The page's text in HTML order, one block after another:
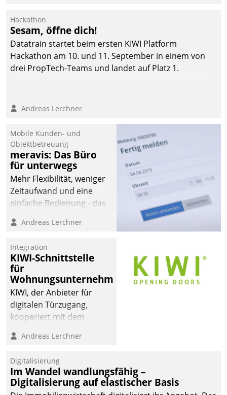
integrieren.
Hackathon
Sesam, öffne dich!
Datatrain startet beim ersten KIWI Platform
Hackathon am 10. und 11. September in einem von
drei PropTech-Teams und landet auf Platz 1.
Andreas Lerchner
Mobile Kunden- und
Objektbetreuung
meravis: Das Büro
für unterwegs
Mehr Flexibilität, weniger
Zeitaufwand und eine
einfache Bedienung - das
Cockpit für mobile
Datatrain. Die meravis
Wohnungsbau- und
Immobilien GmbH hat
sich dabei für den Betrieb
der Lösung über die SAP
Cloud Platform
Unternehmen am
Andreas Lerchner
Integration
KIWI-Schnittstelle
für
Wohnungsunternehmen
KIWI, der Anbieter für
digitalen Türzugang,
kooperiert mit dem
Softwareentwicklungshaus
Andreas Lerchner
Digitalisierung
Im Wandel wandlungsfähig –
Digitalisierung auf elastischer Basis